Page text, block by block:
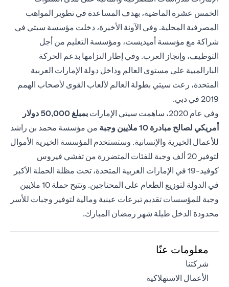
الخمس عشرة الماضية، بهدف المساعدة في تطوير المواهب
المصرفية المحلية. وفي الآونة الأخيرة، دخلت مؤسسة سيتي في
شراكة مع مؤسسة أميديست، ومؤسسة التعليم من أجل
التوظيف، وإنجاز العرب. وفي إطار التزامها بدعم الحركة
البارالمبية على مستوى العالم وداخل دولة الإمارات العربية
المتحدة، رعت سيتي بطولة العالم لألعاب القوى لأصحاب الهمم
2019 في دبي.
وفي عام 2020، ساهمت سيتي الإمارات
بمبلغ 50,000
دولار
أمريكي لصالح مبادرة 10 ملايين وجبة
من مؤسسة محمد بن راشد
للأعمال الخيرية والإنسانية. وستستخدم المؤسسة الخيرية الأموال
لتوفير 20 ألف وجبة للفئات المتضررة من تفشي فيروس
كوفيد-19 في الإمارات العربية المتحدة، تحت مظلة الحملة الأكبر
في الدولة لتوزيع الطعام على المحتاجين. وتتيح حملة 10 ملايين
وجبة للمؤسسات تقديم تبرعات عينية ومالية لتوفير وجبات للأسر
محدودة الدخل طيلة شهر رمضان المبارك.
معلومات عنّا
شركتنا
الأعمال الاستهلاكية